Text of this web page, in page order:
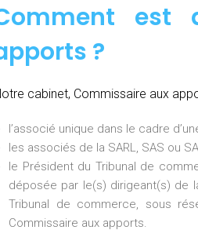
est
?
cabinet, Commissaire aux
l’associé unique dans le cadre
les associés de la SARL, SAS ou
le Président du Tribunal de
déposée par le(s) dirigeant(s) de
Tribunal de commerce, sous
Commissaire aux apports.